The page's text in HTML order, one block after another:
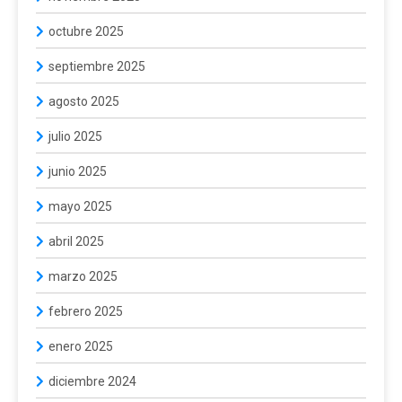
octubre 2025
septiembre 2025
agosto 2025
julio 2025
junio 2025
mayo 2025
abril 2025
marzo 2025
febrero 2025
enero 2025
diciembre 2024